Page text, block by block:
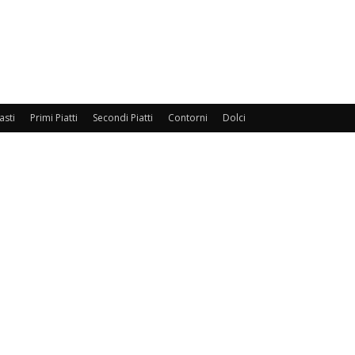
Primi Piatti Secondi Piatti Contorni Dolci